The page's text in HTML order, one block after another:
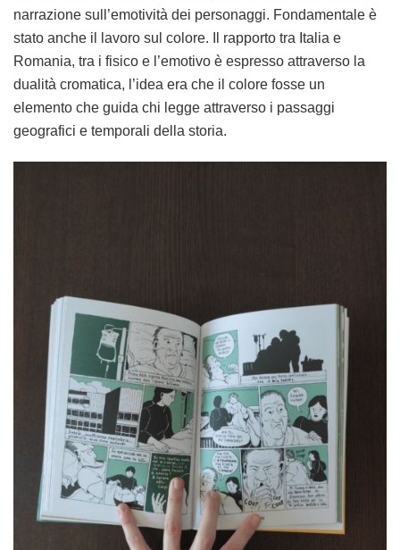
narrazione sull’emotività dei personaggi. Fondamentale è
stato anche il lavoro sul colore. Il rapporto tra Italia e
Romania, tra i fisico e l’emotivo è espresso attraverso la
dualità cromatica, l’idea era che il colore fosse un
elemento che guida chi legge attraverso i passaggi
geografici e temporali della storia.